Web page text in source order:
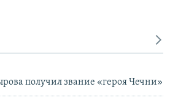
получил звание «героя Чечни»